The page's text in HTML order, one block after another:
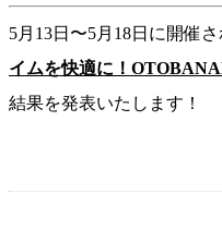
5月13日〜5月18日に開催さ
イムを快適に！
結果を発表いたします！